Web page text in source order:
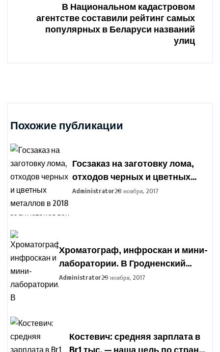
В Национальном кадастровом
агентстве составили рейтинг самых
популярных в Беларуси названий
улиц
Похожие публикации
Госзаказ на заготовку лома,
отходов черных и цветных
металлов в 2018 году
Administrator28 ноября, 2017
Хроматограф, инфроскан и мини-
лаборатории. В Гродненский
агропромышленный парк
Administrator29 ноября, 2017
Костевич: средняя зарплата в
Br1 тыс. — наша цель по стране,